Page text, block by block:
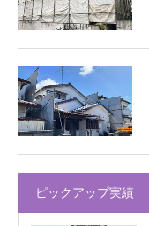
ピックアップ実績